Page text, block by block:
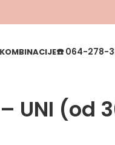
KOMBINACIJE☎️064-278-
UNI (od